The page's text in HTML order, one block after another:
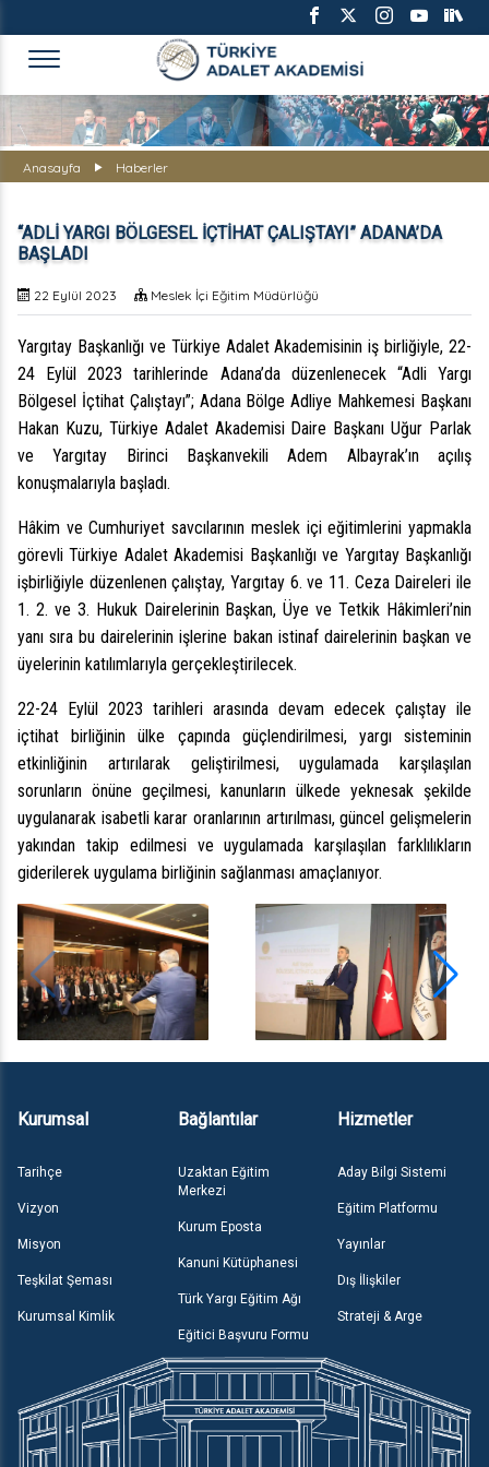
TÜRKİYE ADALET AKADEMİSİ
Anasayfa Haberler
“ADLİ YARGI BÖLGESEL İÇTİHAT ÇALIŞTAYI” ADANA’DA
BAŞLADI
22 Eylül 2023 Meslek İçi Eğitim Müdürlüğü
Yargıtay Başkanlığı ve Türkiye Adalet Akademisinin iş birliğiyle, 22-
24 Eylül 2023 tarihlerinde Adana’da düzenlenecek “Adli Yargı
Bölgesel İçtihat Çalıştayı”; Adana Bölge Adliye Mahkemesi Başkanı
Hakan Kuzu, Türkiye Adalet Akademisi Daire Başkanı Uğur Parlak
ve Yargıtay Birinci Başkanvekili Adem Albayrak’ın açılış
konuşmalarıyla başladı.
Hâkim ve Cumhuriyet savcılarının meslek içi eğitimlerini yapmakla
görevli Türkiye Adalet Akademisi Başkanlığı ve Yargıtay Başkanlığı
işbirliğiyle düzenlenen çalıştay, Yargıtay 6.ve 11. Ceza Daireleri ile
1. 2. ve 3. Hukuk Dairelerinin Başkan, Üye ve Tetkik Hâkimleri’nin
yanı sıra bu dairelerinin işlerine bakan istinaf dairelerinin başkan ve
üyelerinin katılımlarıyla gerçekleştirilecek.
22-24 Eylül 2023 tarihleri arasında devam edecek çalıştay ile
içtihat birliğinin ülke çapında güçlendirilmesi, yargı sisteminin
etkinliğinin artırılarak geliştirilmesi, uygulamada karşılaşılan
sorunların önüne geçilmesi, kanunların ülkede yeknesak şekilde
uygulanarak isabetli karar oranlarının artırılması, güncel gelişmelerin
yakından takip edilmesi ve uygulamada karşılaşılan farklılıkların
giderilerek uygulama birliğinin sağlanması amaçlanıyor.
Kurumsal
Tarihçe
Vizyon
Misyon
Teşkilat Şeması
Kurumsal Kimlik
Bağlantılar
Uzaktan Eğitim
Merkezi
Kurum Eposta
Kanuni Kütüphanesi
Türk Yargı Eğitim Ağı
Eğitici Başvuru Formu
Hizmetler
Aday Bilgi Sistemi
Eğitim Platformu
Yayınlar
Dış İlişkiler
Strateji & Arge